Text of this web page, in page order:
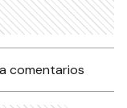
comentarios